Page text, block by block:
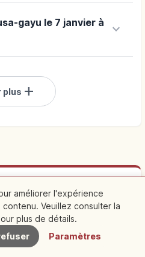
gayu le 7 janvier à
keyboard_arrow_down
plus add
à Japon
visites. Découvrez aussi des
À proximité
améliorer l'expérience
Veuillez consulter la
plus de détails.
Paramètres